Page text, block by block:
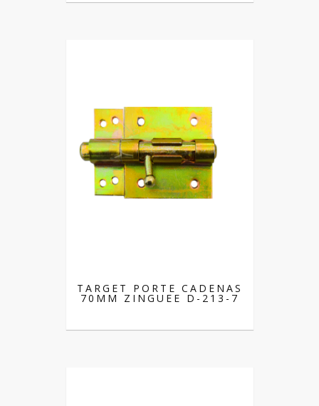
TARGET PORTE CADENAS
70MM ZINGUEE D-213-7